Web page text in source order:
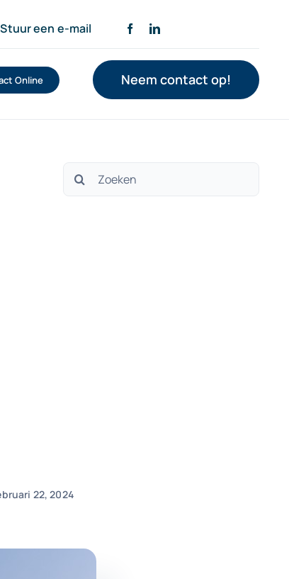
Stuur een e-mail
Online Neem contact op!
Zoeken
22, 2024